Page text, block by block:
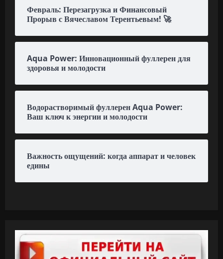
Февраль: Перезагрузка и Финансовый
Прорыв с Вячеславом Терентьевым! 🚀
Aqua Power: Инновационный фуллерен для
здоровья и молодости
Водорастворимый фуллерен Aqua Power:
Ваш ключ к энергии и молодости
Важность ощущений: когда аппарат и человек
едины